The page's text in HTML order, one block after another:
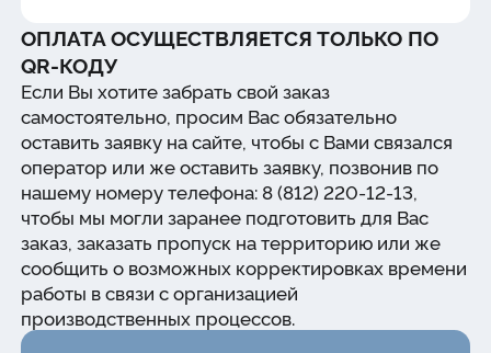
ОПЛАТА ОСУЩЕСТВЛЯЕТСЯ ТОЛЬКО ПО
QR-КОДУ
Если Вы хотите забрать свой заказ
самостоятельно, просим Вас обязательно
оставить заявку на сайте, чтобы с Вами связался
оператор или же оставить заявку, позвонив по
нашему номеру телефона: 8 (812) 220-12-13,
чтобы мы могли заранее подготовить для Вас
заказ, заказать пропуск на территорию или же
сообщить о возможных корректировках времени
работы в связи с организацией
производственных процессов.